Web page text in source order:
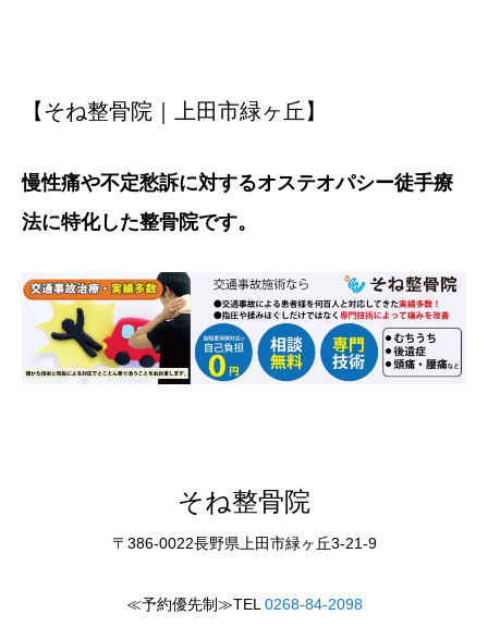
【そね整骨院｜上田市緑ヶ丘】
慢性痛や不定愁訴に対するオステオパシー徒手療
法に特化した整骨院です。
そね整骨院
〒386-0022長野県上田市緑ヶ丘3-21-9
≪予約優先制≫TEL 0268-84-2098